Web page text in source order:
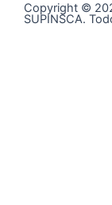
Copyright ©
SUPINSCA.